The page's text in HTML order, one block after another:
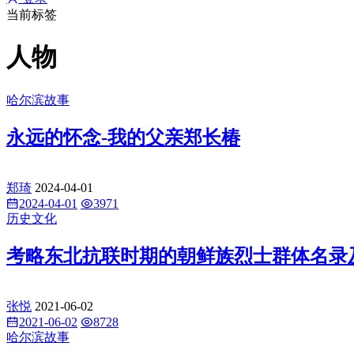
当前标签
人物
哈尔滨故事
永远的怀念-我的父亲郑长椿
郑琦 2024-04-01
2024-04-01
3971
历史文化
考略东北抗联时期的朝鲜族烈士群体名录
张悦 2021-06-02
2021-06-02
8728
哈尔滨故事